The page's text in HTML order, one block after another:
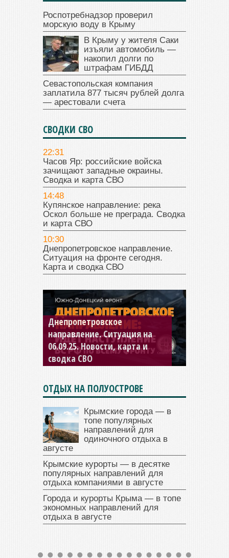
Роспотребнадзор проверил
морскую воду в Крыму
В Крыму у жителя Саки
изъяли автомобиль —
накопил долги по
штрафам ГИБДД
Севастопольская компания
заплатила 877 тысяч рублей долга
— арестовали счета
СВОДКИ СВО
22:31
Часов Яр: российские войска
зачищают западные окраины.
Сводка и карта СВО
14:48
Купянское направление: река
Оскол больше не преграда. Сводка
и карта СВО
10:30
Днепропетровское направление.
Ситуация на фронте сегодня.
Карта и сводка СВО
Днепропетровское
направление. Ситуация на
06.09.25. Новости, карта и
сводка СВО
Константиновское
направление. Ситуация на
04.09.25 Новости, карта и
сводка СВО
ОТДЫХ НА ПОЛУОСТРОВЕ
Крымские города — в
топе популярных
направлений для
одиночного отдыха в
августе
Крымские курорты — в десятке
популярных направлений для
отдыха компаниями в августе
Города и курорты Крыма — в топе
экономных направлений для
отдыха в августе